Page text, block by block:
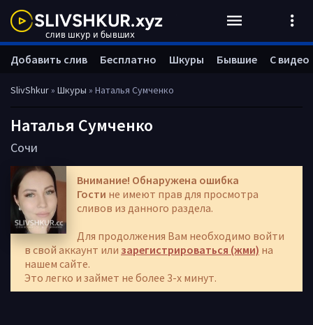
SlivShkur» Шкуры » Наталья Сумченко
Наталья Сумченко
Сочи
Внимание! Обнаружена ошибка
Гости не имеют прав для просмотра
сливов из данного раздела.
Для продолжения Вам необходимо войти
в свой аккаунт или зарегистрироваться (жми) на
нашем сайте.
Это легко и займет не более 3-х минут.
Добавить слив Бесплатно Шкуры Бывшие С видео